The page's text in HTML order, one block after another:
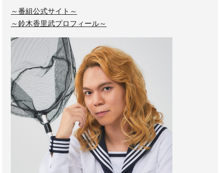
～番組公式サイト～
～鈴木香里武プロフィール～